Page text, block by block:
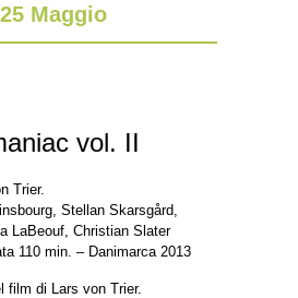
Maggio
vol. II
Trier.
Stellan Skarsgård,
LaBeouf, Christian Slater
110 min. – Danimarca 2013
film di Lars von Trier.